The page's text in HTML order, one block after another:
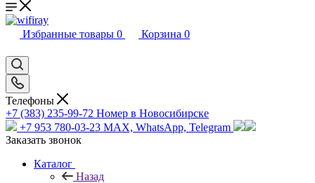
Избранные товары 0 Корзина 0
Телефоны
+7 (383) 235-99-72 Номер в Новосибирске
+7 953 780-03-23 MAX, WhatsApp, Telegram
Заказать звонок
Каталог
Назад